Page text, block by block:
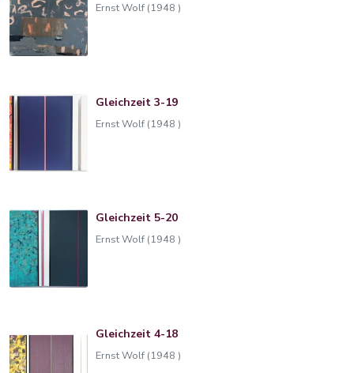
Ernst Wolf (1948 )
Gleichzeit 3-19
Ernst Wolf (1948 )
Gleichzeit 5-20
Ernst Wolf (1948 )
Gleichzeit 4-18
Ernst Wolf (1948 )